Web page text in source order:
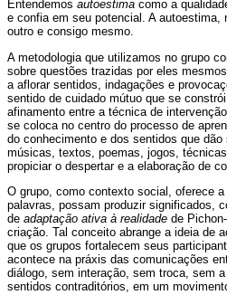
Entendemos autoestima como a
e confia em seu potencial. A
outro e consigo mesmo.
A metodologia que utilizamos no grupo
sobre questões trazidas por eles
a aflorar sentidos, indagações e
sentido de cuidado mútuo que se
afinamento entre a técnica de
se coloca no centro do processo de
do conhecimento e dos sentidos que
músicas, textos, poemas, jogos,
propiciar o despertar e a elaboração de
O grupo, como contexto social, oferece
palavras, possam produzir significados,
de adaptação ativa à realidade de
criação. Tal conceito abrange a ideia de
que os grupos fortalecem seus
acontece na práxis das comunicações
diálogo, sem interação, sem troca, sem
sentidos contraditórios, em um